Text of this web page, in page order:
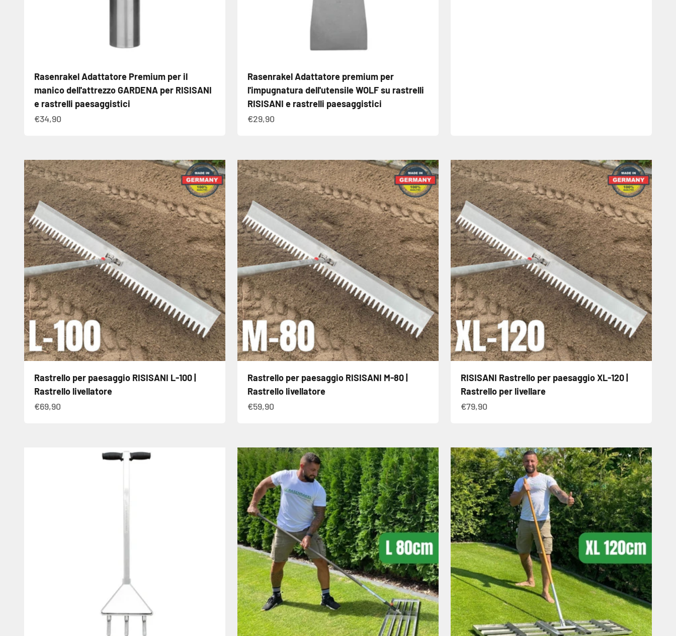
Rasenrakel Adattatore Premium per il
manico dell'attrezzo GARDENA per RISISANI
e rastrelli paesaggistici
Angebot
€34,90
Rasenrakel Adattatore premium per
l'impugnatura dell'utensile WOLF su rastrelli
RISISANI e rastrelli paesaggistici
Angebot
€29,90
Rastrello per paesaggio RISISANI L-100 |
Rastrello livellatore
Angebot
€69,90
Rastrello per paesaggio RISISANI M-80 |
Rastrello livellatore
Angebot
€59,90
RISISANI Rastrello per paesaggio XL-120 |
Rastrello per livellare
Angebot
€79,90